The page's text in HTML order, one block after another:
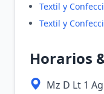
Textil y
Textil y
Horarios
Mz D Lt 1